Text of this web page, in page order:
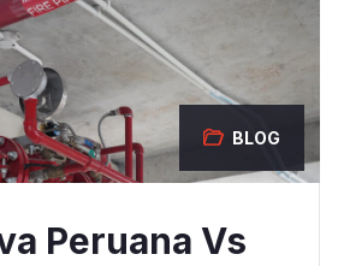
BLOG
Peruana Vs